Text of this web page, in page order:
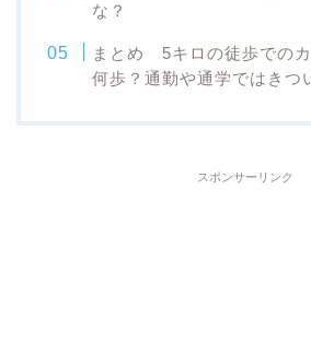
な？
まとめ 5キロの徒歩での
何歩？通勤や通学ではきつ
スポンサーリンク